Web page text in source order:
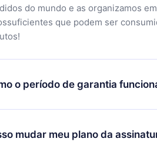
do mundo e as organizamos
que podem ser
o período de garantia
pode baixar nosso aplicativo e
não ficar satisfeito com nossa
de suporte (contato@12min.com)
mudar meu plano da